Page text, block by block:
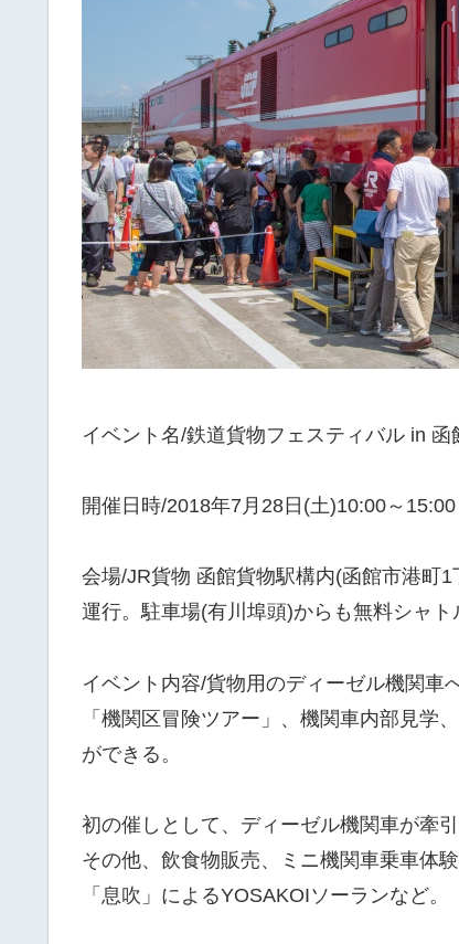
イベント名/鉄道貨物フェスティバル in 函
開催日時/2018年7月28日(土)10:00～
会場/JR貨物 函館貨物駅構内(函館市港
運行。駐車場(有川埠頭)からも無料シャト
イベント内容/貨物用のディーゼル機関車
「機関区冒険ツアー」、機関車内部見学
ができる。
初の催しとして、ディーゼル機関車が牽
その他、飲食物販売、ミニ機関車乗車体
「息吹」によるYOSAKOIソーランなど。